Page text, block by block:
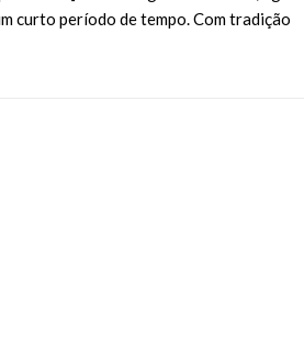
curto período de tempo. Com tradição